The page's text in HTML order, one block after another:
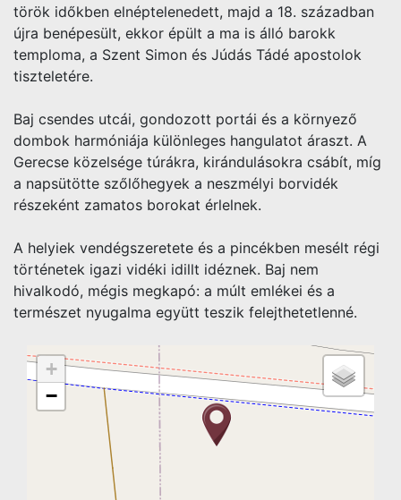
török időkben elnéptelenedett, majd a 18. században
újra benépesült, ekkor épült a ma is álló barokk
temploma, a Szent Simon és Júdás Tádé apostolok
tiszteletére.
Baj csendes utcái, gondozott portái és a környező
dombok harmóniája különleges hangulatot áraszt. A
Gerecse közelsége túrákra, kirándulásokra csábít, míg
a napsütötte szőlőhegyek a neszmélyi borvidék
részeként zamatos borokat érlelnek.
A helyiek vendégszeretete és a pincékben mesélt régi
történetek igazi vidéki idillt idéznek. Baj nem
hivalkodó, mégis megkapó: a múlt emlékei és a
természet nyugalma együtt teszik felejthetetlenné.
+
−